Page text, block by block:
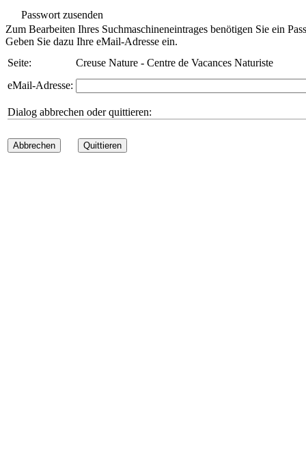
Passwort zusenden
Zum Bearbeiten Ihres Suchmaschineneintrages benötigen Sie ein
Geben Sie dazu Ihre eMail-Adresse ein.
Seite:
Creuse Nature - Centre de Vacances Naturiste
eMail-Adresse:
Dialog abbrechen oder quittieren:
Abbrechen Quittieren